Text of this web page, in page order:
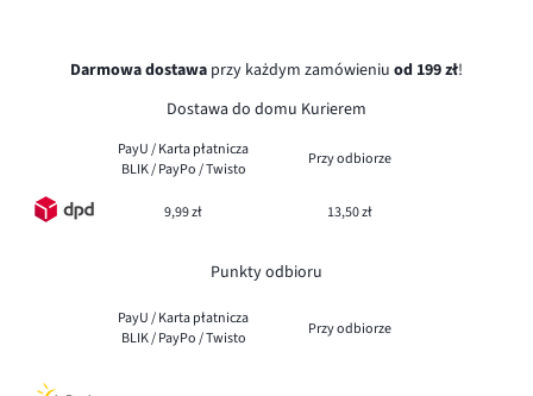
Darmowa dostawa przy każdym zamówieniu od 199 zł!
Dostawa do domu Kurierem
PayU / Karta płatnicza
BLIK / PayPo / Twisto
Przy odbiorze
9,99 zł 13,50 zł
Punkty odbioru
PayU / Karta płatnicza
BLIK / PayPo / Twisto
Przy odbiorze